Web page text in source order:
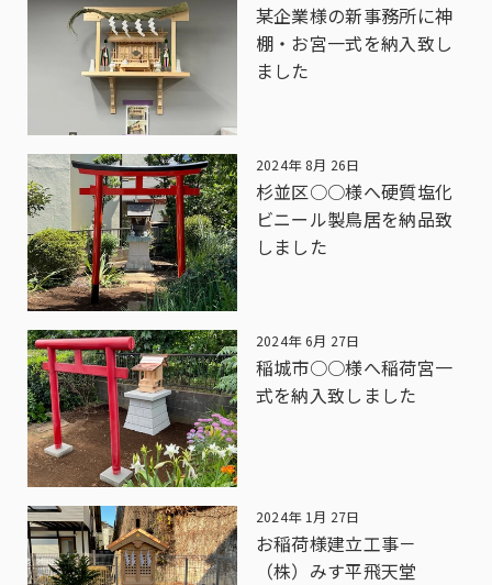
某企業様の新事務所に神
棚・お宮一式を納入致し
ました
2024年 8月 26日
杉並区○○様へ硬質塩化
ビニール製鳥居を納品致
しました
2024年 6月 27日
稲城市○○様へ稲荷宮一
式を納入致しました
2024年 1月 27日
お稲荷様建立工事－
（株）みす平飛天堂